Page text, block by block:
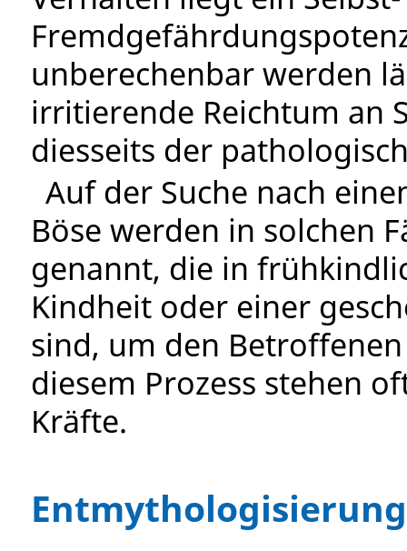
unberechenbar werden
irritierende Reichtum an
diesseits der
Auf der Suche nach
Böse werden in solchen
genannt, die in
Kindheit oder einer
sind, um den
diesem Prozess stehen
Kräfte.